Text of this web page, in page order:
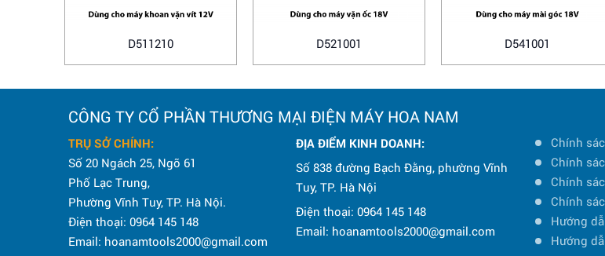
D511210 D521001 D541001
CÔNG TY CỔ PHẦN THƯƠNG MẠI ĐIỆN MÁY HOA NAM
TRỤ SỞ CHÍNH:
Số 20 Ngách 25, Ngõ 61
Phố Lạc Trung,
Phường Vĩnh Tuy, TP. Hà Nội.
Điện thoại: 0964 145 148
Email: hoanamtools2000@gmail.com
ĐỊA ĐIỂM KINH DOANH:
Số 838 đường Bạch Đằng, phường Vĩnh
Tuy, TP. Hà Nội
Điện thoại: 0964 145 148
Email: hoanamtools2000@gmail.com
Chính
Chính
Chính
Chính
Hướng
Hướng